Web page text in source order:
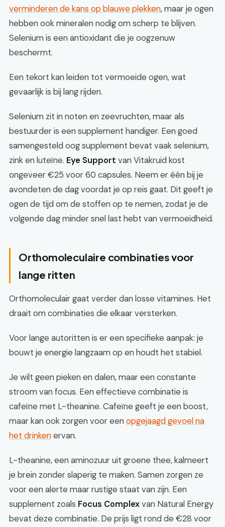
verminderen de kans op blauwe plekken, maar je ogen
hebben ook mineralen nodig om scherp te blijven.
Selenium is een antioxidant die je oogzenuw
beschermt.
Een tekort kan leiden tot vermoeide ogen, wat
gevaarlijk is bij lang rijden.
Selenium zit in noten en zeevruchten, maar als
bestuurder is een supplement handiger. Een goed
samengesteld oog supplement bevat vaak selenium,
zink en luteïne. Eye Support van Vitakruid kost
ongeveer €25 voor 60 capsules. Neem er één bij je
avondeten de dag voordat je op reis gaat. Dit geeft je
ogen de tijd om de stoffen op te nemen, zodat je de
volgende dag minder snel last hebt van vermoeidheid.
Orthomoleculaire combinaties voor
lange ritten
Orthomoleculair gaat verder dan losse vitamines. Het
draait om combinaties die elkaar versterken.
Voor lange autoritten is er een specifieke aanpak: je
bouwt je energie langzaam op en houdt het stabiel.
Je wilt geen pieken en dalen, maar een constante
stroom van focus. Een effectieve combinatie is
cafeïne met L-theanine. Cafeïne geeft je een boost,
maar kan ook zorgen voor eenopgejaagd gevoel na
het drinkenervan.
L-theanine, een aminozuur uit groene thee, kalmeert
je brein zonder slaperig te maken. Samen zorgen ze
voor een alerte maar rustige staat van zijn. Een
supplement zoals Focus Complexvan Natural Energy
bevat deze combinatie. De prijs ligt rond de €28 voor